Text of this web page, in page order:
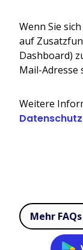
Wenn Sie
auf
Dashboard)
Mail-Adresse
Weitere
Mehr